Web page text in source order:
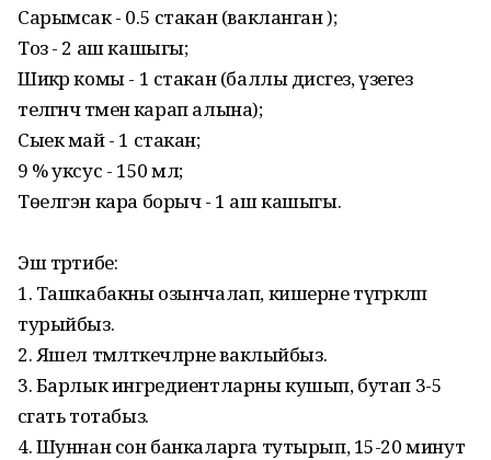
Сарымсак - 0.5 стакан (вакланган );
Тоз - 2 аш кашыгы;
Шикәр комы - 1 стакан (баллы дисәгез, үзегез
теләгәнчә тәменә карап алына);
Сыек май - 1 стакан;
9 % уксус - 150 мл;
Төелгэн кара борыч - 1 аш кашыгы.
Эш тәртибе:
1. Ташкабакны озынчалап, кишерне түгәрәкләп
турыйбыз.
2. Яшел тәмләткечләрне ваклыйбыз.
3. Барлык ингредиентларны кушып, бутап 3-5
сәгать тотабыз.
4. Шуннан сон банкаларга тутырып, 15-20 минут